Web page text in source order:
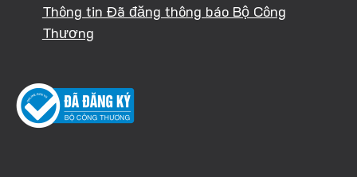
Thông tin Đã đăng thông báo Bộ Công
Thương